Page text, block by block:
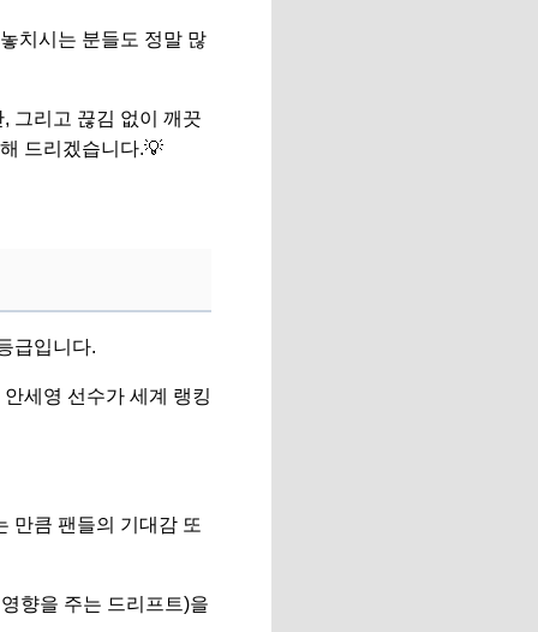
치시는 분들도 정말 많
그리고 끊김 없이 깨끗
드리겠습니다.💡
급입니다.
세영 선수가 세계 랭킹
만큼 팬들의 기대감 또
향을 주는 드리프트)을